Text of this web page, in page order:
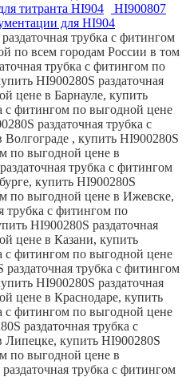
титранта
HI900807
для HI904
трубка с фитингом
по всем городам России в том
трубка с фитингом по
HI900280S раздаточная
цене в Барнауле, купить
с фитингом по выгодной цене
раздаточная трубка с
, купить HI900280S
по выгодной цене в
трубка с фитингом
купить HI900280S
по выгодной цене в Ижевске,
трубка с фитингом по
HI900280S раздаточная
цене в Казани, купить
с фитингом по выгодной цене
трубка с фитингом
HI900280S раздаточная
цене в Краснодаре, купить
с фитингом по выгодной цене
раздаточная трубка с
купить HI900280S
по выгодной цене в
трубка с фитингом